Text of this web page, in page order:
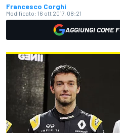
Francesco Corghi
Modificato: 16 ott 2017, 08:21
AGGIUNGI COME